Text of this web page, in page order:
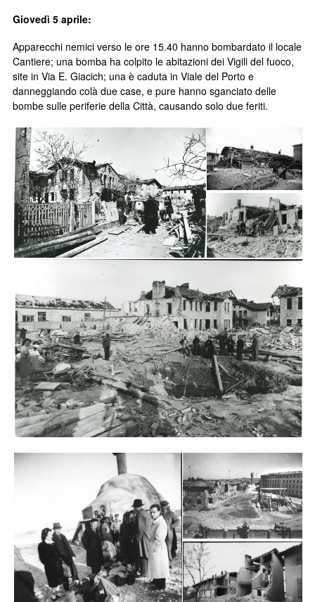
Giovedì 5 aprile:
Apparecchi nemici verso le ore 15.40 hanno bombardato il locale
Cantiere; una bomba ha colpito le abitazioni dei Vigili del fuoco,
site in Via E. Giacich; una è caduta in Viale del Porto e
danneggiando colà due case, e pure hanno sganciato delle
bombe sulle periferie della Città, causando solo due feriti.